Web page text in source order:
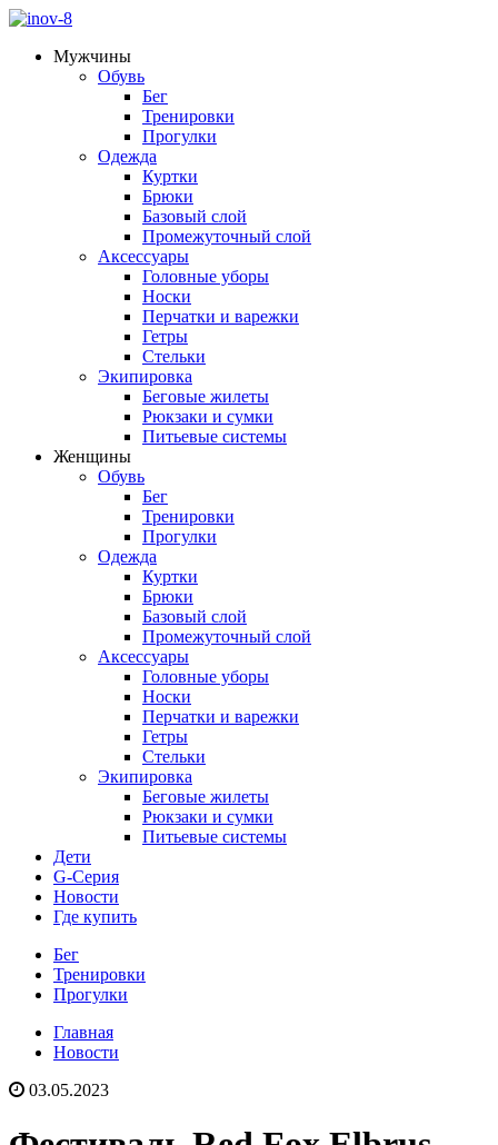
Мужчины
Обувь
Бег
Тренировки
Прогулки
Одежда
Куртки
Брюки
Базовый слой
Промежуточный слой
Аксессуары
Головные уборы
Носки
Перчатки и варежки
Гетры
Стельки
Экипировка
Беговые жилеты
Рюкзаки и сумки
Питьевые системы
Женщины
Обувь
Бег
Тренировки
Прогулки
Одежда
Куртки
Брюки
Базовый слой
Промежуточный слой
Аксессуары
Головные уборы
Носки
Перчатки и варежки
Гетры
Стельки
Экипировка
Беговые жилеты
Рюкзаки и сумки
Питьевые системы
Дети
G-Серия
Новости
Где купить
Бег
Тренировки
Прогулки
Главная
Новости
03.05.2023